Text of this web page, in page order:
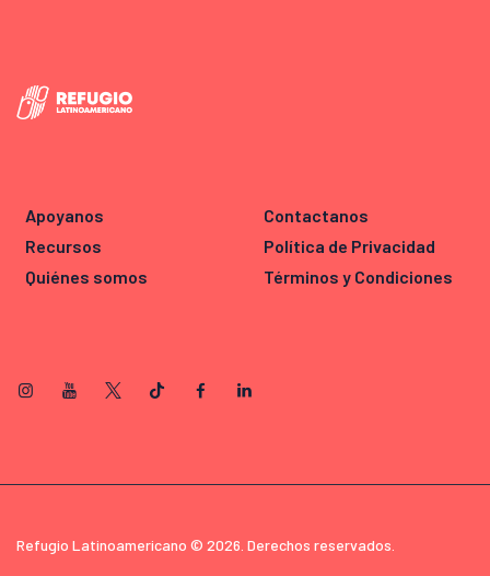
Apoyanos
Recursos
Quiénes somos
Contactanos
Política de Privacidad
Términos y Condiciones
Refugio Latinoamericano © 2026. Derechos reservados.